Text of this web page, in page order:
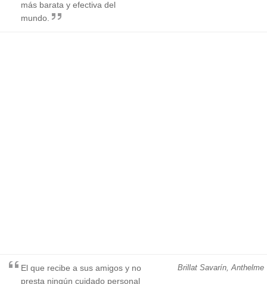
más barata y efectiva del
mundo.
Brillat Savarín, Anthelme
El que recibe a sus amigos y no
presta ningún cuidado personal